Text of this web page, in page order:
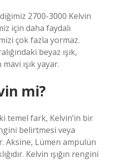
2700-3000 Kelvin
için daha faydalı
çok fazla yormaz.
beyaz ışık,
ışık yayar.
mi?
temel fark, Kelvin’in bir
belirtmesi veya
Aksine, Lümen ampulün
Kelvin ışığın rengini